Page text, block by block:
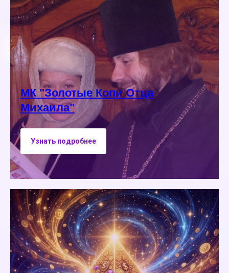
МК "Золотые Копи Отца
Михаила"
Узнать подробнее